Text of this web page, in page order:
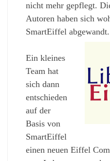
nicht mehr gepflegt.
Autoren haben sich
SmartEiffel abgewandt.
Ein kleines
Team hat
sich dann
entschieden
auf der
Basis von
SmartEiffel
einen neuen Eiffel